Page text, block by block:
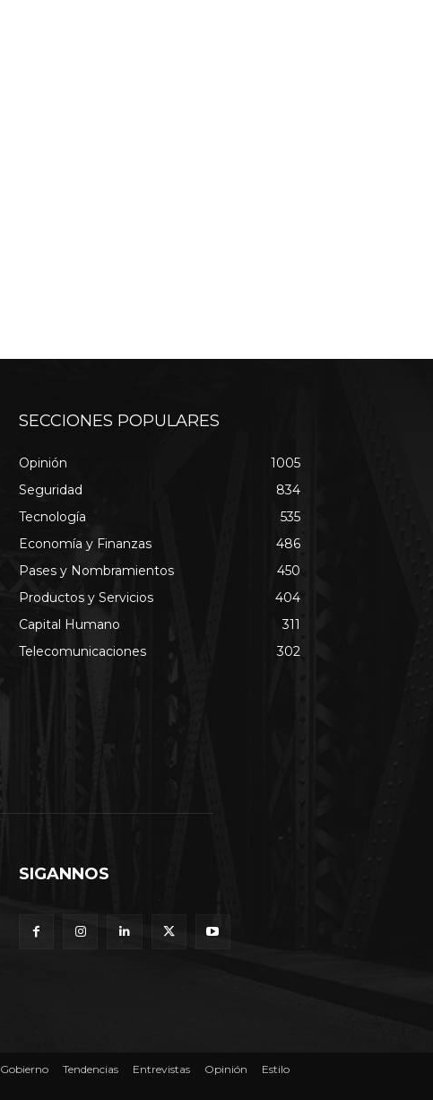
SECCIONES POPULARES
Opinión
1005
Seguridad
834
Tecnología
535
Economía y Finanzas
486
Pases y Nombramientos
450
Productos y Servicios
404
Capital Humano
311
Telecomunicaciones
302
SIGANNOS
Gobierno Tendencias Entrevistas Opinión
Estilo